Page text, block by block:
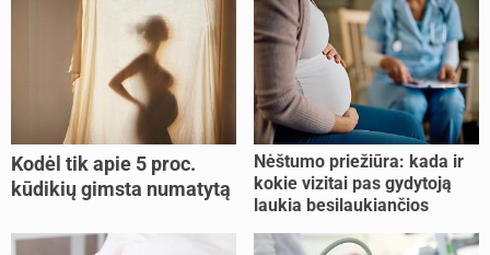
Kodėl tik apie 5 proc.
kūdikių gimsta numatytą
Nėštumo priežiūra: kada ir
kokie vizitai pas gydytoją
laukia besilaukiančios